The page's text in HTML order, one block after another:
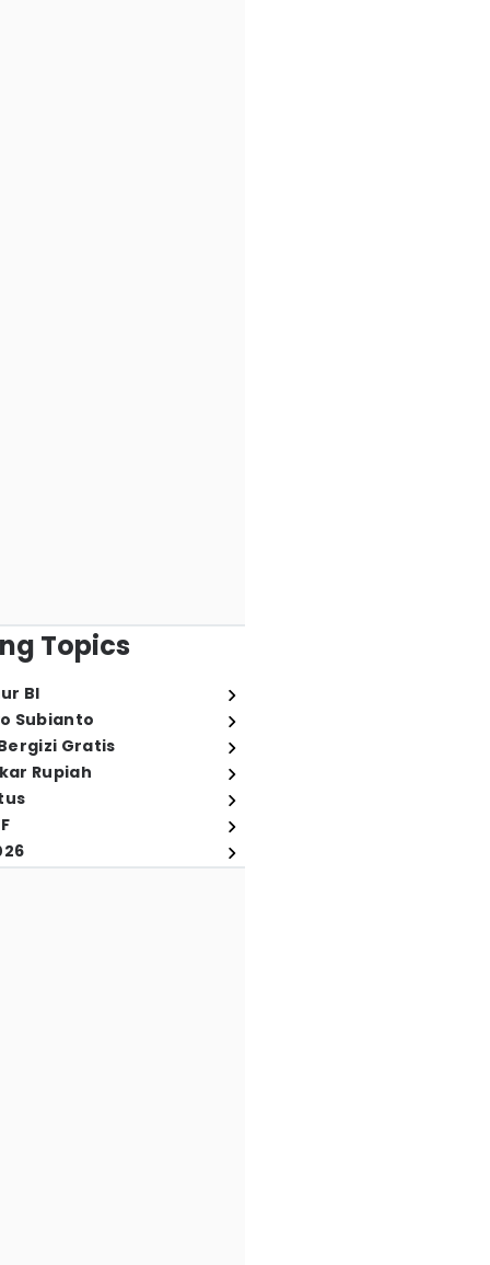
Topics
BI
Subianto
Gratis
Rupiah